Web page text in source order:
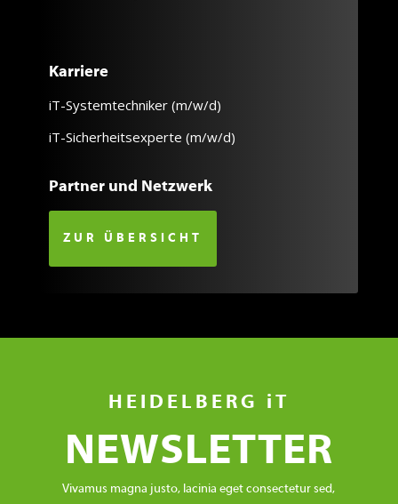
Karriere
iT-Systemtechniker (m/w/d)
iT-Sicherheitsexperte (m/w/d)
Partner und Netzwerk
ZUR ÜBERSICHT
HEIDELBERG iT
NEWSLETTER
Vivamus magna justo, lacinia eget consectetur sed,